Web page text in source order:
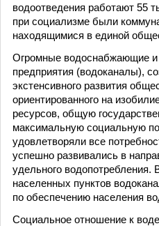
водоотведения работают 55
при социализме были
находящимися в единой
Огромные водоснабжающие
предприятия (водоканалы),
экстенсивного развития
ориентированного на
ресурсов, общую
максимальную социальную
удовлетворяли все
успешно развивались в
удельного водопотребления.
населенных пунктов
по обеспечению населения
Социальное отношение к